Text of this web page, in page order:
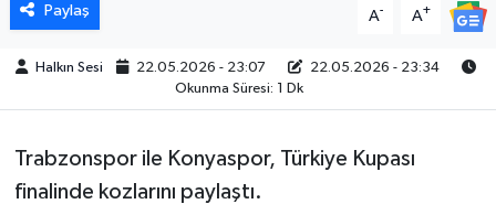
Paylaş A- A+
Halkın Sesi 22.05.2026 - 23:07
22.05.2026 - 23:34
Okunma Süresi: 1 Dk
Trabzonspor ile Konyaspor, Türkiye Kupası
finalinde kozlarını paylaştı.